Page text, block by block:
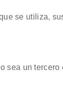
se utiliza,
sea un tercero